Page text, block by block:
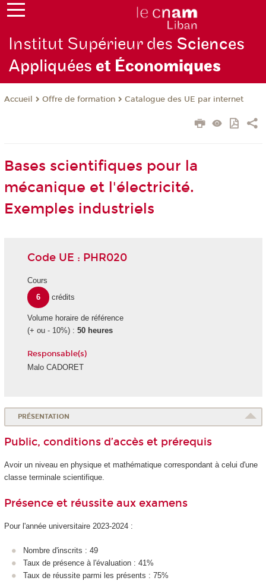
Institut Supérieur des Sciences
Appliquéeset Économiques
Accueil Offre de formation Catalogue des UE par internet
Bases scientifiques pour la
mécanique et l'électricité.
Exemples industriels
Code UE : PHR020
Cours
6
crédits
Volume horaire de référence
(+ ou - 10%) : 50 heures
Responsable(s)
Malo CADORET
PRÉSENTATION
Public, conditions d’accès et prérequis
Avoir un niveau en physique et mathématique correspondant à celui d'une
classe terminale scientifique.
Présence et réussite aux examens
Pour l'année universitaire 2023-2024 :
Nombre d'inscrits : 49
Taux de présence à l'évaluation : 41%
Taux de réussite parmi les présents : 75%